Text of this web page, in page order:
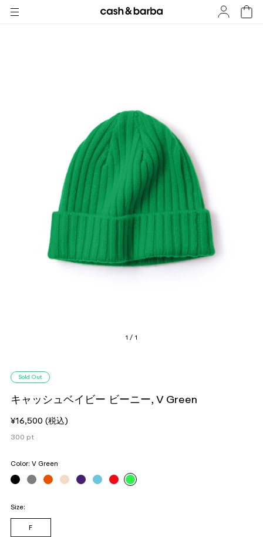
1 / 1
Sold Out
キャッシュベイビー ビーニー, V Green
¥16,500 (税込)
300 pt
Color: V Green
Size:
F